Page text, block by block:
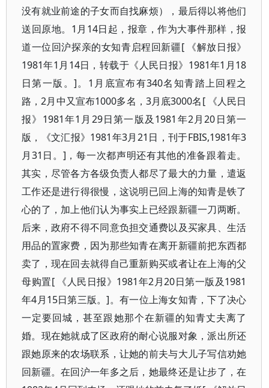
没有就业前途的子女而自找麻烦），最后得以将他们
送回原地。1月14日起，报章，作为大事件那样，报
道一位回沪探亲的女知青启程回新疆[ 《解放日报》
1981年1月14日，转载于《人民日报》1981年1月18
日第一版。]。1月底宣布有340名知青踏上回程之
路，2月中又宣布1000多名，3月底3000名[ 《人民日
报》1981年1月29日第一版及1981年2月20日第一
版，《文汇报》1981年3月21日，刊于FBIS,1981年3
月31日。]，每一次都声明还有其他的准备跟着走。
其实，尽管各方各级负责人都尽了最大的力量，遣返
工作还是进行得很慢，这说明已回上海的知青是铁了
心的了，加上他们认为事实上已经跟新疆一刀两断。
后来，政府不得不同意负担交通费以及买家具、生活
用品的置家费，因为那些知青在离开新疆前把东西都
卖了，现在回去就得自己重新购买或者让在上海的父
母购置[ 《人民日报》1981年2月20日第一版及1981
年4月15日第三版。]。有一位上海女知青，下了决心
一定要回城，甚至跟她那个在新疆的知青丈夫离了
婚。现在她就成了区政府的耐心说服对象，派出所还
跟她原来的农场联系，让她的前夫与大儿子写信劝她
回新疆。在回沪一年多之后，她最终还是让步了，在